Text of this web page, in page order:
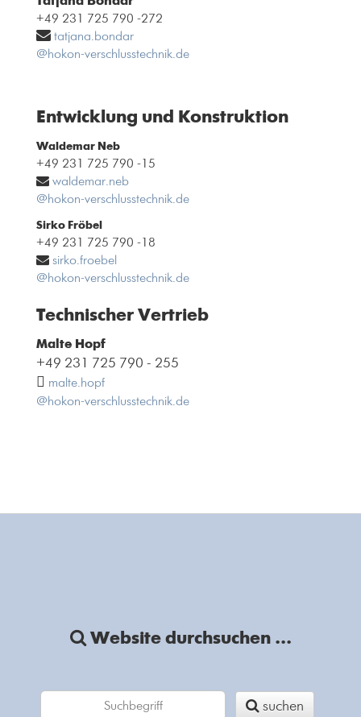
+49 231 725 790 -272
tatjana.bondar
@hokon-verschlusstechnik.de
Entwicklung und Konstruktion
Waldemar Neb
+49 231 725 790 -15
waldemar.neb
@hokon-verschlusstechnik.de
Sirko Fröbel
+49 231 725 790 -18
sirko.froebel
@hokon-verschlusstechnik.de
Technischer Vertrieb
Malte Hopf
+49 231 725 790 - 255
malte.hopf
@hokon-verschlusstechnik.de
Website durchsuchen ...
suchen